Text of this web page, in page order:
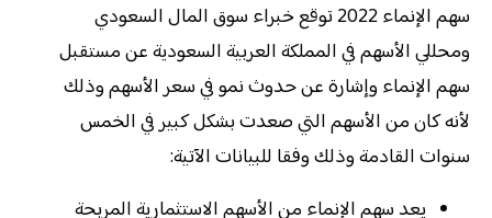
سهم الإنماء 2022 توقع خبراء سوق المال السعودي
ومحللي الأسهم في المملكة العربية السعودية عن مستقبل
سهم الإنماء وإشارة عن حدوث نمو في سعر الأسهم وذلك
لأنه كان من الأسهم التي صعدت بشكل كبير في الخمس
سنوات القادمة وذلك وفقا للبيانات الآتية:
يعد سهم الإنماء من الأسهم الاستثمارية المربحة